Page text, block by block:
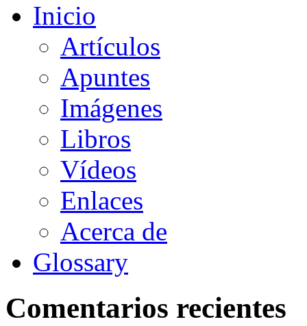
Inicio
Artículos
Apuntes
Imágenes
Libros
Vídeos
Enlaces
Acerca de
Glossary
Comentarios recientes